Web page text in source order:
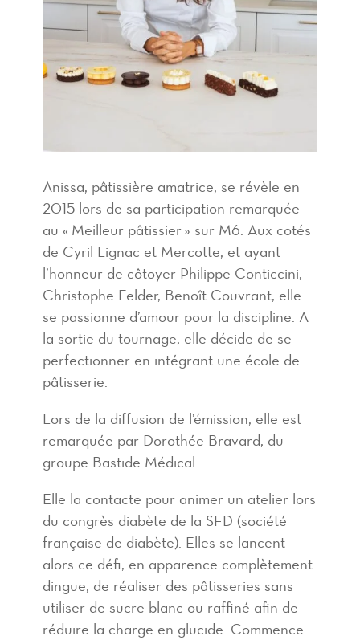
Anissa, pâtissière amatrice, se révèle en
2015 lors de sa participation remarquée
au « Meilleur pâtissier » sur M6. Aux cotés
de Cyril Lignac et Mercotte, et ayant
l’honneur de côtoyer Philippe Conticcini,
Christophe Felder, Benoît Couvrant, elle
se passionne d’amour pour la discipline. A
la sortie du tournage, elle décide de se
perfectionner en intégrant une école de
pâtisserie.
Lors de la diffusion de l’émission, elle est
remarquée par Dorothée Bravard, du
groupe Bastide Médical.
Elle la contacte pour animer un atelier lors
du congrès diabète de la SFD (société
française de diabète). Elles se lancent
alors ce défi, en apparence complètement
dingue, de réaliser des pâtisseries sans
utiliser de sucre blanc ou raffiné afin de
réduire la charge en glucide. Commence